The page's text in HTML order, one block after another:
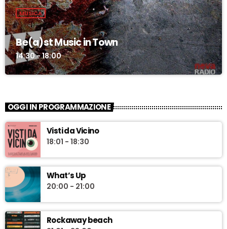
MUSICA
Be(a)st Music in Town
14:30 - 18:00
OGGI IN PROGRAMMAZIONE
Visti da Vicino
18:01 - 18:30
What’s Up
20:00 - 21:00
Rockaway beach